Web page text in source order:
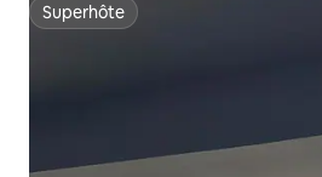
Superhôte
Superhôte